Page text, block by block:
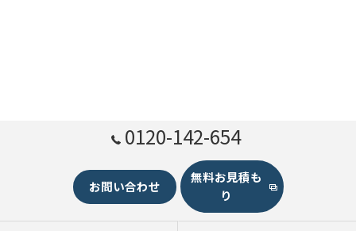
0120-142-654
お問い合わせ
無料お見積も
り